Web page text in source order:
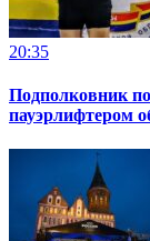
20:35
Подполковник
пауэрлифтером